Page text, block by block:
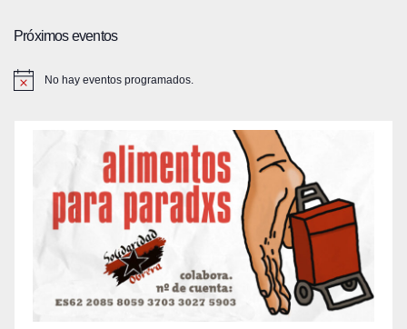
entradas
Próximos eventos
No hay eventos programados.